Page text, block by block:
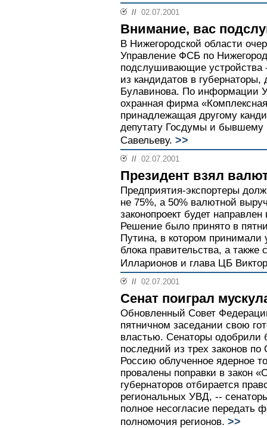
// 02.07.2001
Внимание, вас
В Нижегородской области
Управление ФСБ по
подслушивающие устройства
из кандидатов в
Булавинова. По информации
охранная фирма
принадлежащая другому
депутату Госдумы и
Савельеву. >>
// 02.07.2001
Президент взял
Предприятия-экспортеры
не 75%, а 50% валютной
законопроект будет
Решение было принято в
Путина, в котором принимали
блока правительства, а также
Илларионов и глава ЦБ
// 02.07.2001
Сенат поиграл
Обновленный Совет
пятничном заседании свою
властью. Сенаторы одобрили
последний из трех законов
Россию облученное ядерное
провалены поправки в закон
губернаторов отбирается
региональных УВД, --
полное несогласие передать
полномочия регионов. >>